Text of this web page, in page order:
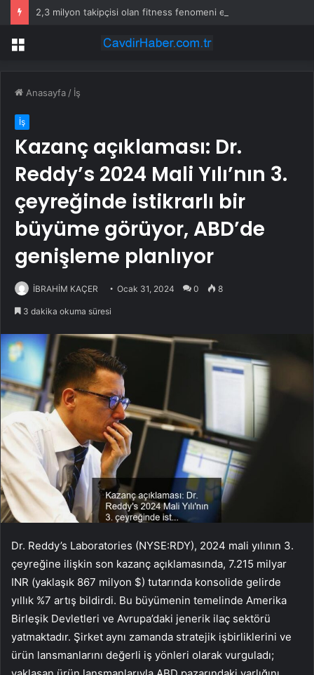
Menü
Anasayfa / İş
İş
Kazanç açıklaması: Dr.
Reddy’s 2024 Mali Yılı’nın 3.
çeyreğinde istikrarlı bir
büyüme görüyor, ABD’de
genişleme planlıyor
İBRAHİM KAÇER Ocak 31, 2024 0 8
3 dakika okuma süresi
Dr. Reddy’s Laboratories (NYSE:RDY), 2024 mali yılının 3.
çeyreğine ilişkin son kazanç açıklamasında, 7.215 milyar
INR (yaklaşık 867 milyon $) tutarında konsolide gelirde
yıllık %7 artış bildirdi. Bu büyümenin temelinde Amerika
Birleşik Devletleri ve Avrupa’daki jenerik ilaç sektörü
yatmaktadır. Şirket aynı zamanda stratejik işbirliklerini ve
ürün lansmanlarını değerli iş yönleri olarak vurguladı;